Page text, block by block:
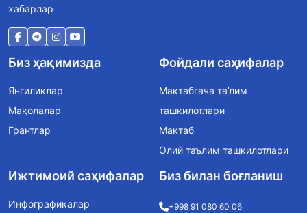
хабарлар
Биз ҳақимизда
Янгиликлар
Мақолалар
Грантлар
Фойдали саҳифалар
Мактабгача та’лим
ташкилотлари
Мактаб
Олий таълим ташкилотлари
Ижтимоий саҳифалар
Инфографикалар
Биз билан боғланиш
+998 91 080 60 06